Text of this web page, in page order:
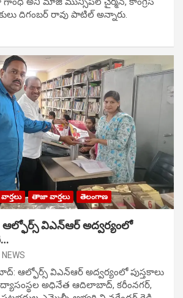
దిగంబ‌ర్ రావు పాటిల్ అన్నారు.
వార్తలు తాజా వార్తలు తెలంగాణ
ఆల్ఫోర్స్ విఎన్ఆర్ అద్వర్యంలో
ఆల్ఫోర్స్ విఎన్ఆర్ అద్వర్యంలో పుస్తకాలు
అధినేత ఆదిలాబాద్, కరీంనగర్,